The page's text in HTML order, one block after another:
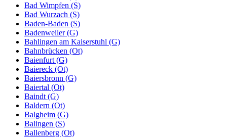
Bad Wimpfen (S)
Bad Wurzach (S)
Baden-Baden (S)
Badenweiler (G)
Bahlingen am Kaiserstuhl (G)
Bahnbrücken (Ot)
Baienfurt (G)
Baiereck (Ot)
Baiersbronn (G)
Baiertal (Ot)
Baindt (G)
Baldern (Ot)
Balgheim (G)
Balingen (S)
Ballenberg (Ot)